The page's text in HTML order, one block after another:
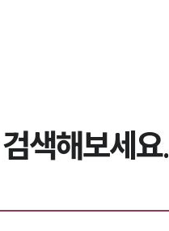
색해보세요.